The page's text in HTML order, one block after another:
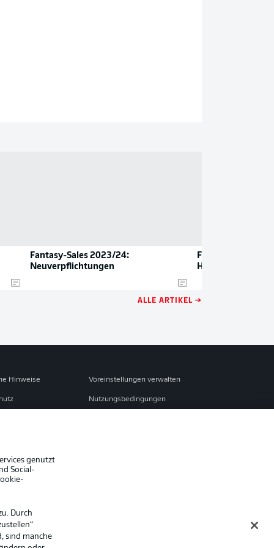
Fantasy-Sales 2023/24:
Neuverpflichtungen
Florian Grillitsch
Hoffenheim
ALLE ARTIKEL →
Hinweise Voreinstellungen verwalten
Nutzungsbedingungen
genutzt
Social-
Durch
sind manche